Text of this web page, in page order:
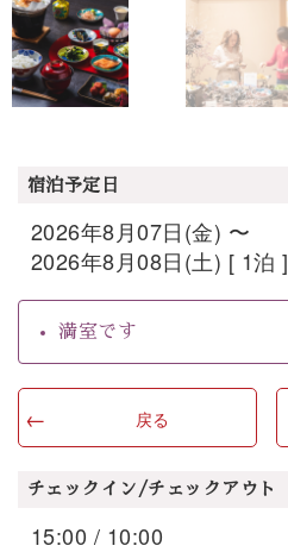
宿泊予定日
2026年8月07日(金) 〜
2026年8月08日(土) [ 1泊 ]
満室です
戻る
チェックイン/チェックアウト
15:00 / 10:00